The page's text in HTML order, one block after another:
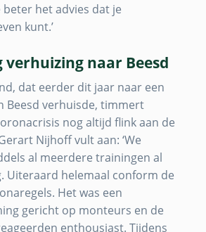
het advies dat je
kunt.’
naar Beesd
dat eerder dit jaar naar een
Beesd verhuisde, timmert
nog altijd flink aan de
Nijhoff vult aan: ‘We
al meerdere trainingen al
Uiteraard helemaal conform de
Het was een
gericht op monteurs en de
enthousiast. Tijdens